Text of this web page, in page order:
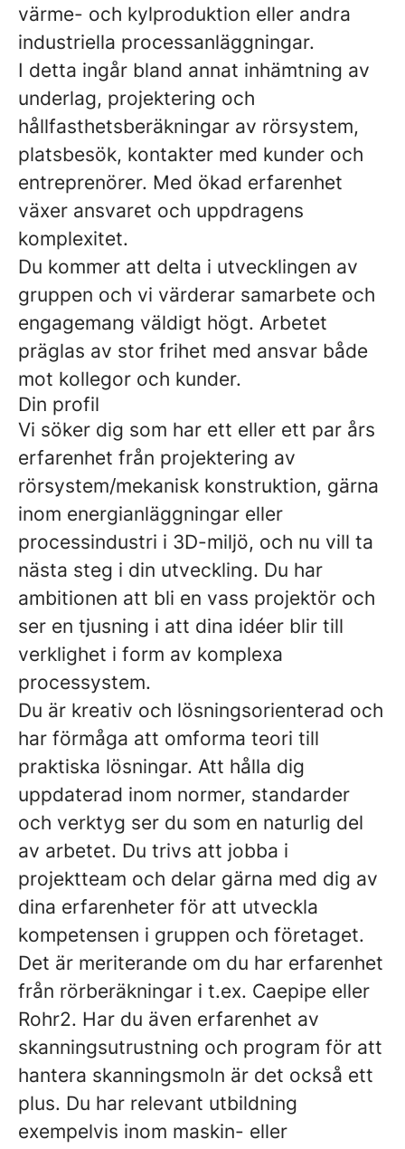
värme- och kylproduktion eller andra
industriella processanläggningar.
I detta ingår bland annat inhämtning av
underlag, projektering och
hållfasthetsberäkningar av rörsystem,
platsbesök, kontakter med kunder och
entreprenörer. Med ökad erfarenhet
växer ansvaret och uppdragens
komplexitet.
Du kommer att delta i utvecklingen av
gruppen och vi värderar samarbete och
engagemang väldigt högt. Arbetet
präglas av stor frihet med ansvar både
mot kollegor och kunder.
Din profil
Vi söker dig som har ett eller ett par års
erfarenhet från projektering av
rörsystem/mekanisk konstruktion, gärna
inom energianläggningar eller
processindustri i 3D-miljö, och nu vill ta
nästa steg i din utveckling. Du har
ambitionen att bli en vass projektör och
ser en tjusning i att dina idéer blir till
verklighet i form av komplexa
processystem.
Du är kreativ och lösningsorienterad och
har förmåga att omforma teori till
praktiska lösningar. Att hålla dig
uppdaterad inom normer, standarder
och verktyg ser du som en naturlig del
av arbetet. Du trivs att jobba i
projektteam och delar gärna med dig av
dina erfarenheter för att utveckla
kompetensen i gruppen och företaget.
Det är meriterande om du har erfarenhet
från rörberäkningar i t.ex. Caepipe eller
Rohr2. Har du även erfarenhet av
skanningsutrustning och program för att
hantera skanningsmoln är det också ett
plus. Du har relevant utbildning
exempelvis inom maskin- eller